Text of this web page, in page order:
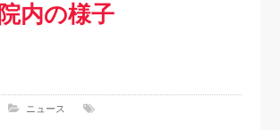
院内の様子
ニュース